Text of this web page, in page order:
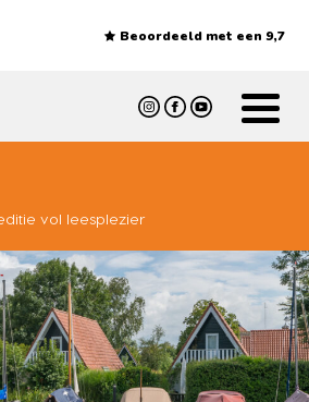
Beoordeeld met een 9,7
vol leesplezier